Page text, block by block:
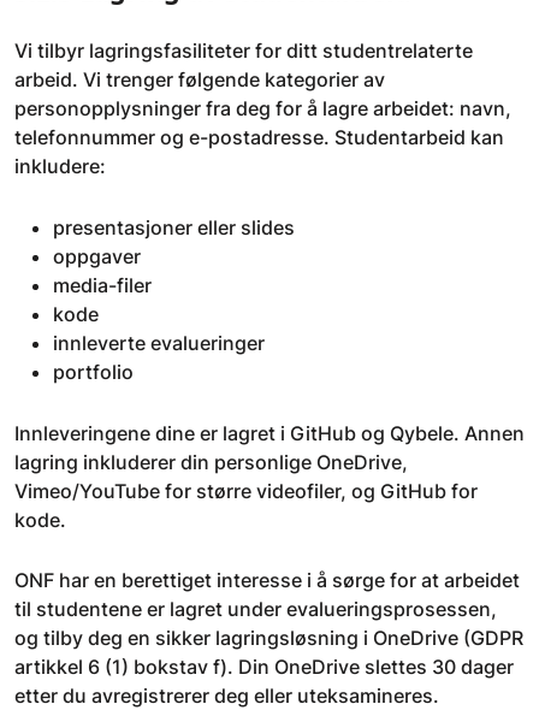
Vi tilbyr lagringsfasiliteter for ditt studentrelaterte
arbeid. Vi trenger følgende kategorier av
personopplysninger fra deg for å lagre arbeidet: navn,
telefonnummer og e-postadresse. Studentarbeid kan
inkludere:
presentasjoner eller slides
oppgaver
media-filer
kode
innleverte evalueringer
portfolio
Innleveringene dine er lagret i GitHub og Qybele. Annen
lagring inkluderer din personlige OneDrive,
Vimeo/YouTube for større videofiler, og GitHub for
kode.
ONF har en berettiget interesse i å sørge for at arbeidet
til studentene er lagret under evalueringsprosessen,
og tilby deg en sikker lagringsløsning i OneDrive (GDPR
artikkel 6 (1) bokstav f). Din OneDrive slettes 30 dager
etter du avregistrerer deg eller uteksamineres.